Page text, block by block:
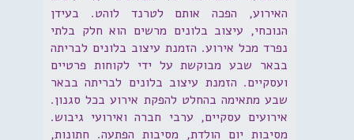
האירוע, הפכה אותם לטרנד לוהט. בעידן
הנוכחי, עיצוב בלונים מרשים הוא חלק בלתי
נפרד מכל אירוע. הזמנת עיצוב בלונים לבריתה
בבאר שבע מבוקשת על ידי לקוחות פרטיים
ועסקיים. הזמנת עיצוב בלונים לבריתה בבאר
שבע מתאימה בהחלט להפקת אירוע בכל סגנון.
אירועים עסקיים, ערבי חברה ואירועי גיבוש.
מסיבות יום הולדת, מסיבות הפתעה. חתונות,